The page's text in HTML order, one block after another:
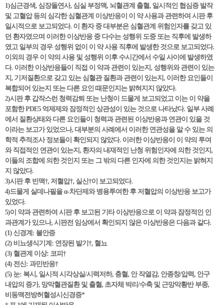
1)심근경색, 심장돌연사, 심실 부정맥, 뇌혈관계 출혈, 일시적인 협심증 발작
및 고혈압 등의 심각한 심혈관계 이상반응이 이 약 사용과 관련하여 시판 후
일시적으로 보고되었다. 이 환자 중 대부분은 심혈관계 위험인자를 갖고 있
던 환자였으며 이러한 이상반응 중 다수는 성행위 도중 또는 직후에 발생하
였고 일부의 경우 성행위 없이 이 약 사용 직후에 발생한 것으로 보고되었다.
이외의 경우 이 약의 사용 및 성행위 이후 수시간에서 수일 사이에 발생하였
다. 이러한 이상반응들이 직접 이 약과 관련이 있는지, 성행위와 관련이 있는
지, 기저질환으로 갖고 있는 심혈관 질환과 관련이 있는지, 이러한 요인들이
복합되어 있는지 또는 다른 요인 때문인지는 밝혀지지 않았다.
2)시판 후 갑작스런 청력감퇴 또는 난청이 드물게 보고되었고 이는 이 약을
포함한 PDE5 억제제와 잠정적인 상관성이 있는 것으로 나타났다. 일부 사례
에서 질환상태와 다른 요인들이 청력과 관련된 이상반응과 연관이 있을 것
이라는 보고가 있었으나, 대부분의 사례에서 이러한 연관성을 알 수 있는 의
학적 추적조사 정보들이 확인되지 않았다. 이러한 이상반응이 이 약의 투여
와 직접적인 연관이 있는지, 환자의 내재적인 난청 위험인자에 의한 것인지,
이들의 조합에 의한 것인지 또는 그 밖의 다른 인자에 의한 것인지는 밝혀지
지 않았다.
3)시판 후 빈맥†, 저혈압†, 실신†이 보고되었다.
4)드물게 실데나필을 α-차단제와 병용투여한 후 저혈압의 이상반응 보고가
있었다.
5)이 약과 관련하여 시판 후 보고된 기타 이상반응으로 이 약과 잠정적인 인
과관계가 있으나, 시판전 임상에서 확인되지 않은 이상반응은 다음과 같다.
(1) 신경계: 불안증
(2) 비뇨생식기계: 연장된 발기†, 혈뇨
(3) 혈관계 이상: 코피†
(4) 전신: 과민반응†
(5) 눈: 복시, 일시적 시각상실/시력저하, 충혈, 안 작열감, 안종창/압력, 안구
내압의 증가, 망막혈관질환 및 출혈, 초자체 박리/수축 및 근망막황반 부종,
비동맥전방허혈성시신경증*